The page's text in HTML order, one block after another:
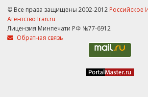
© Все права защищены 2002-2012
Агентство Iran.ru
Лицензия Минпечати РФ №77-6912
Обратная связь